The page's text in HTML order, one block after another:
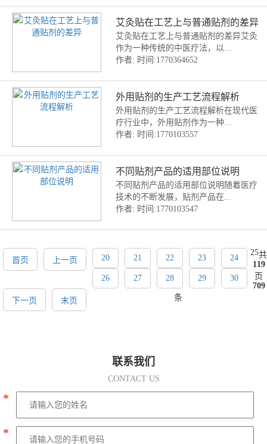
艾灸贴在工艺上与普通贴剂的差异
艾灸贴在工艺上与普通贴剂的差异艾灸
作为一种传统的中医疗法，以...
作者: 时间:1770364652
外用贴剂的生产工艺流程解析
外用贴剂的生产工艺流程解析在现代医
疗行业中，外用贴剂作为一种...
作者: 时间:1770103557
不同贴剂产品的适用部位说明
不同贴剂产品的适用部位说明随着医疗
技术的不断发展，贴剂产品在...
作者: 时间:1770103547
首页 上一页 20 21 22 23 24
25
26 27 28 29 30
下一页 末页
共
119
页
709
条
联系我们
CONTACT US
*
*